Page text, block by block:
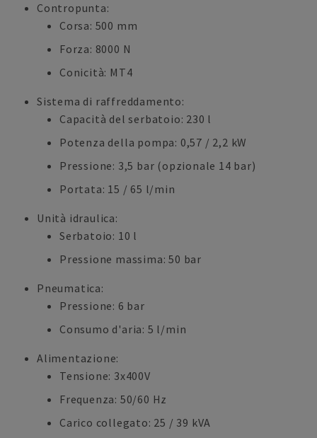
Contropunta:
Corsa: 500 mm
Forza: 8000 N
Conicità: MT4
Sistema di raffreddamento:
Capacità del serbatoio: 230 l
Potenza della pompa: 0,57 / 2,2 kW
Pressione: 3,5 bar (opzionale 14 bar)
Portata: 15 / 65 l/min
Unità idraulica:
Serbatoio: 10 l
Pressione massima: 50 bar
Pneumatica:
Pressione: 6 bar
Consumo d'aria: 5 l/min
Alimentazione:
Tensione: 3x400V
Frequenza: 50/60 Hz
Carico collegato: 25 / 39 kVA